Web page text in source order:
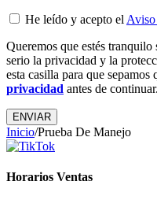
He leído y acepto el
Queremos que estés
serio la privacidad y la
esta casilla para que sepamos
privacidad antes de continuar.
ENVIAR
Inicio/Prueba De Manejo
Horarios Ventas